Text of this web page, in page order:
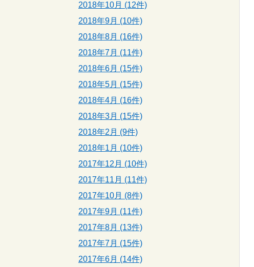
2018年10月 (12件)
2018年9月 (10件)
2018年8月 (16件)
2018年7月 (11件)
2018年6月 (15件)
2018年5月 (15件)
2018年4月 (16件)
2018年3月 (15件)
2018年2月 (9件)
2018年1月 (10件)
2017年12月 (10件)
2017年11月 (11件)
2017年10月 (8件)
2017年9月 (11件)
2017年8月 (13件)
2017年7月 (15件)
2017年6月 (14件)